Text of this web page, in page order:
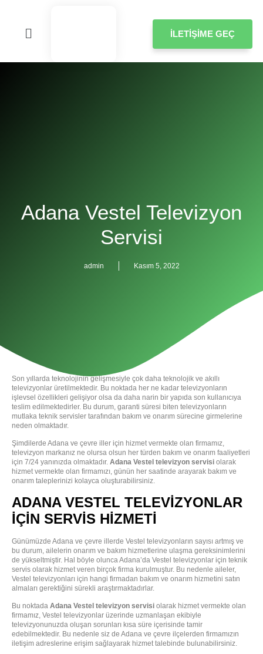
İLETIŞIME GEÇ
Adana Vestel Televizyon
Servisi
admin Kasım 5, 2022
Son yıllarda teknolojinin gelişmesiyle çok daha teknolojik ve akıllı
televizyonlar üretilmektedir. Bu noktada her ne kadar televizyonların
işlevsel özellikleri gelişiyor olsa da daha narin bir yapıda son kullanıcıya
teslim edilmektedirler. Bu durum, garanti süresi biten televizyonların
mutlaka teknik servisler tarafından bakım ve onarım sürecine girmelerine
neden olmaktadır.
Şimdilerde Adana ve çevre iller için hizmet vermekte olan firmamız,
televizyon markanız ne olursa olsun her türden bakım ve onarım faaliyetleri
için 7/24 yanınızda olmaktadır. Adana Vestel televizyon servisi olarak
hizmet vermekte olan firmamızı, günün her saatinde arayarak bakım ve
onarım taleplerinizi kolayca oluşturabilirsiniz.
ADANA VESTEL TELEVIZYONLAR
İÇIN SERVIS HIZMETI
Günümüzde Adana ve çevre illerde Vestel televizyonların sayısı artmış ve
bu durum, ailelerin onarım ve bakım hizmetlerine ulaşma gereksinimlerini
de yükseltmiştir. Hal böyle olunca Adana’da Vestel televizyonlar için teknik
servis olarak hizmet veren birçok firma kurulmuştur. Bu nedenle aileler,
Vestel televizyonları için hangi firmadan bakım ve onarım hizmetini satın
almaları gerektiğini sürekli araştırmaktadırlar.
Bu noktada Adana Vestel televizyon servisi olarak hizmet vermekte olan
firmamız, Vestel televizyonlar üzerinde uzmanlaşan ekibiyle
televizyonunuzda oluşan sorunları kısa süre içerisinde tamir
edebilmektedir. Bu nedenle siz de Adana ve çevre ilçelerden firmamızın
iletişim adreslerine erişim sağlayarak hizmet talebinde bulunabilirsiniz.